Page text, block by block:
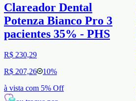
Clareador Dental
Potenza Bianco Pro 3
pacientes 35% - PHS
R$ 230,29
R$ 207,26
10%
à vista com 5% Off